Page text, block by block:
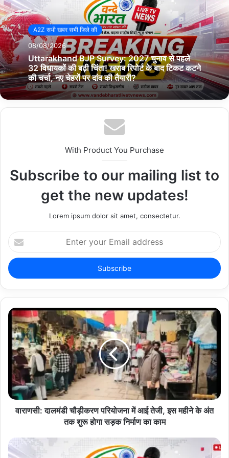
A2Z सभी खबर सभी जिले की
08/08/2026
Uttarakhand BJP Survey: 2027 चुनाव से पहले
32 विधायकों की बढ़ी चिंता! खराब रिपोर्ट के बाद टिकट कटने
की चर्चा, नए चेहरों पर दांव की तैयारी?
With Product You Purchase
Subscribe to our mailing list to
get the new updates!
Lorem ipsum dolor sit amet, consectetur.
E
n
e
y
u
E
m
d
s
s
वाराणसी: दालमंडी चौड़ीकरण परियोजना में आई तेजी, इस महीने के अंत
तक शुरू होगा सड़क निर्माण का काम